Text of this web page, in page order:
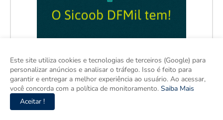
Este site utiliza cookies e tecnologias de terceiros (Google) para
personalizar anúncios e analisar o tráfego. Isso é feito para
garantir e entregar a melhor experiência ao usuário. Ao acessar,
você concorda com a política de monitoramento. Saiba Mais
Aceitar !